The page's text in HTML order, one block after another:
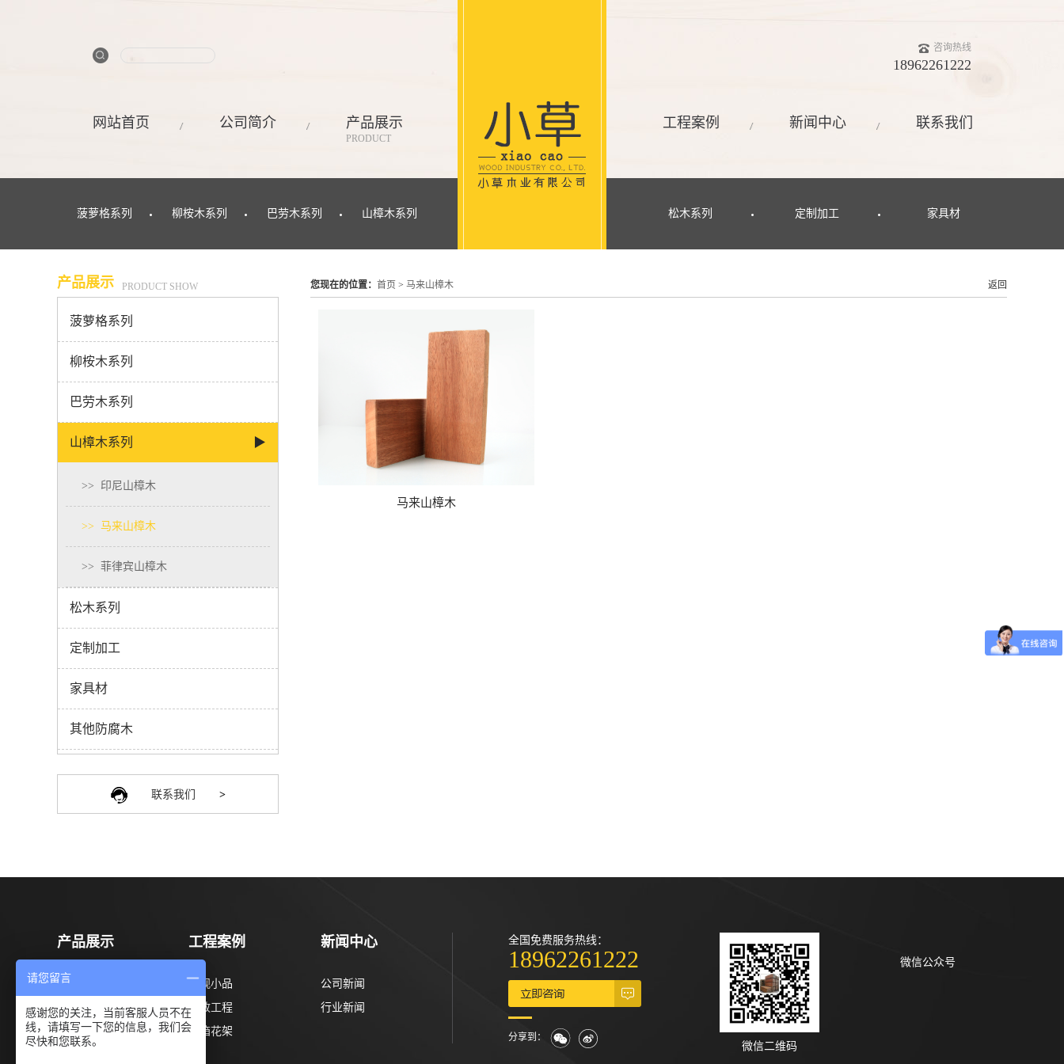
咨询热线
18962261222
网站首页 公司简介 产品展示
PRODUCT
工程案例 新闻中心 联系我们
菠萝格系列 柳桉木系列 巴劳木系列 山樟木系列 松木系列 定制加工 家具材
产品展示 PRODUCT SHOW
菠萝格系列
柳桉木系列
巴劳木系列
山樟木系列 ▶
>> 印尼山樟木
>> 马来山樟木
>> 菲律宾山樟木
松木系列
定制加工
家具材
其他防腐木
联系我们 >
您现在的位置： 首页 > 马来山樟木 返回
马来山樟木
产品展示
菠萝格系列
柳桉木系列
巴劳木系列
工程案例
景观小品
市政工程
花箱花架
新闻中心
公司新闻
行业新闻
全国免费服务热线：
18962261222
分享到：
微信二维码
微信公众号
请您留言
感谢您的关注，当前客服人员不在
线，请填写一下您的信息，我们会
尽快和您联系。